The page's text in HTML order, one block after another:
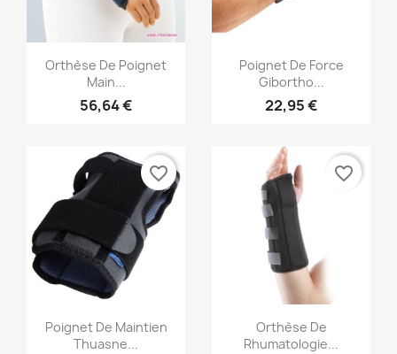
Aperçu rapide
Orthèse De Poignet
Main...
56,64 €
Aperçu rapide
Poignet De Force
Gibortho...
22,95 €
Aperçu rapide
Poignet De Maintien
Thuasne...
favorite_border
Aperçu rapide
Orthèse De
Rhumatologie...
favorite_border